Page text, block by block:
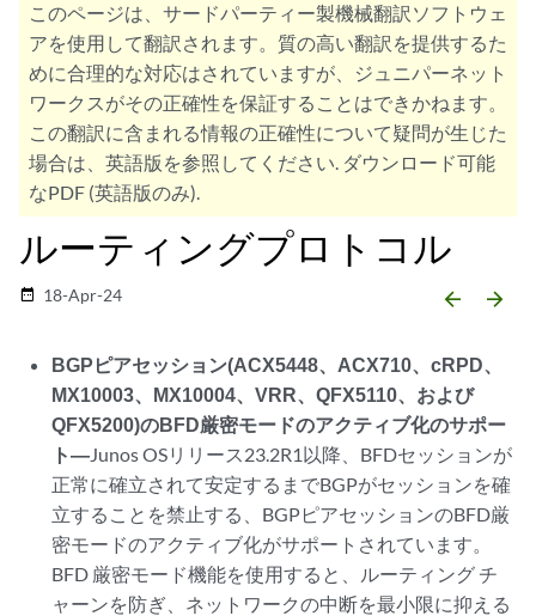
このページは、サードパーティー製機械翻訳ソフトウェ
アを使用して翻訳されます。質の高い翻訳を提供するた
めに合理的な対応はされていますが、ジュニパーネット
ワークスがその正確性を保証することはできかねます。
この翻訳に含まれる情報の正確性について疑問が生じた
場合は、英語版を参照してください. ダウンロード可能
なPDF (英語版のみ).
ルーティングプロトコル
date_range 18-Apr-24 arrow_backward arrow_forward
BGPピアセッション(ACX5448、ACX710、cRPD、
MX10003、MX10004、VRR、QFX5110、および
QFX5200)のBFD厳密モードのアクティブ化のサポー
ト—Junos OSリリース23.2R1以降、BFDセッションが
正常に確立されて安定するまでBGPがセッションを確
立することを禁止する、BGPピアセッションのBFD厳
密モードのアクティブ化がサポートされています。
BFD 厳密モード機能を使用すると、ルーティング チ
ャーンを防ぎ、ネットワークの中断を最小限に抑える